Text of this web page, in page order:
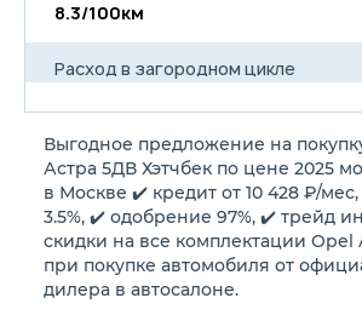
8.3/100км
Расход в загородном цикле
Расход в смешанном цикле
6.3/100км
Объем топливного бака
56 л
Выгодное предложение на
Астра 5ДВ Хэтчбек по цене 2025
в Москве ✔️ кредит от 10 428 ₽/мес,
3.5%, ✔️ одобрение 97%, ✔️ трейд
скидки на все комплектации Opel
при покупке автомобиля от
дилера в автосалоне.